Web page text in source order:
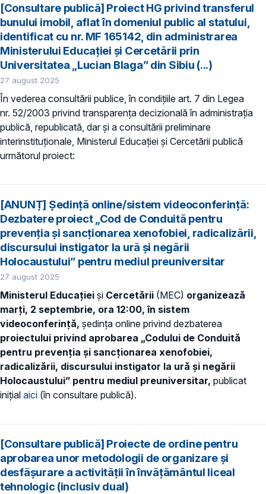
[Consultare publică] Proiect HG privind transferul
bunului imobil, aflat în domeniul public al statului,
identificat cu nr. MF 165142, din administrarea
Ministerului Educației și Cercetării prin
Universitatea „Lucian Blaga” din Sibiu (...)
27 august 2025
În vederea consultării publice, în condiţiile art. 7 din Legea
nr. 52/2003 privind transparenţa decizională în administraţia
publică, republicată, dar și a consultării preliminare
interinstituționale, Ministerul Educaţiei și Cercetării publică
următorul proiect:
[ANUNȚ] Ședință online/sistem videoconferință:
Dezbatere proiect „Cod de Conduită pentru
prevenția și sancționarea xenofobiei, radicalizării,
discursului instigator la ură și negării
Holocaustului” pentru mediul preuniversitar
27 august 2025
Ministerul Educației și Cercetării (MEC) organizează
marți, 2 septembrie, ora 12:00, în sistem
videoconferință, ședința online privind dezbaterea
proiectului privind aprobarea „Codului de Conduită
pentru prevenția și sancționarea xenofobiei,
radicalizării, discursului instigator la ură și negării
Holocaustului” pentru mediul preuniversitar, publicat
inițial aici (în consultare publică).
[Consultare publică] Proiecte de ordine pentru
aprobarea unor metodologii de organizare și
desfășurare a activității în învățământul liceal
tehnologic (inclusiv dual)